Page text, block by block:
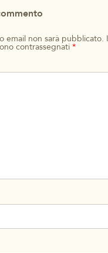
email non sarà pubblicato.
contrassegnati *